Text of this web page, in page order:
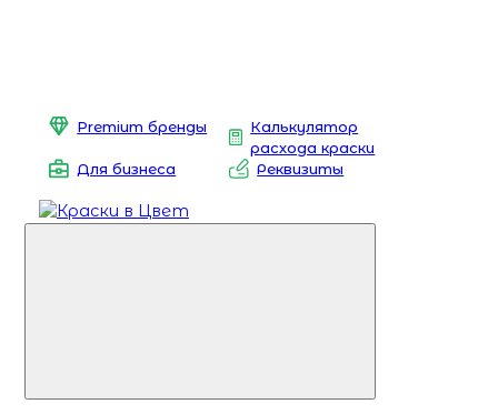
Premium бренды
Калькулятор
расхода краски
Для бизнеса
Реквизиты